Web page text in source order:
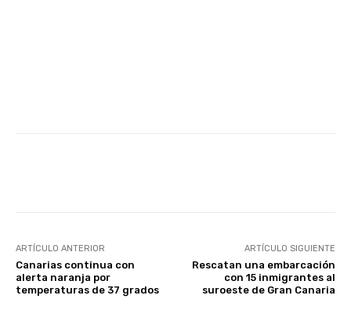
ARTÍCULO ANTERIOR
Canarias continua con
alerta naranja por
temperaturas de 37 grados
ARTÍCULO SIGUIENTE
Rescatan una embarcación
con 15 inmigrantes al
suroeste de Gran Canaria